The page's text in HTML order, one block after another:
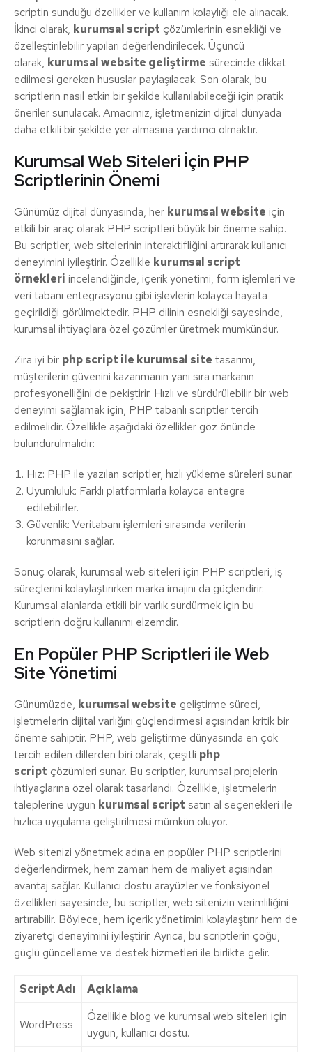
scriptin sunduğu özellikler ve kullanım kolaylığı ele alınacak.
İkinci olarak, kurumsal script çözümlerinin esnekliği ve
özelleştirilebilir yapıları değerlendirilecek. Üçüncü
olarak, kurumsal website geliştirme sürecinde dikkat
edilmesi gereken hususlar paylaşılacak. Son olarak, bu
scriptlerin nasıl etkin bir şekilde kullanılabileceği için pratik
öneriler sunulacak. Amacımız, işletmenizin dijital dünyada
daha etkili bir şekilde yer almasına yardımcı olmaktır.
Kurumsal Web Siteleri İçin PHP
Scriptlerinin Önemi
Günümüz dijital dünyasında, her kurumsal website için
etkili bir araç olarak PHP scriptleri büyük bir öneme sahip.
Bu scriptler, web sitelerinin interaktifliğini artırarak kullanıcı
deneyimini iyileştirir. Özellikle kurumsal script
örnekleri incelendiğinde, içerik yönetimi, form işlemleri ve
veri tabanı entegrasyonu gibi işlevlerin kolayca hayata
geçirildiği görülmektedir. PHP dilinin esnekliği sayesinde,
kurumsal ihtiyaçlara özel çözümler üretmek mümkündür.
Zira iyi bir php script ile kurumsal site tasarımı,
müşterilerin güvenini kazanmanın yanı sıra markanın
profesyonelliğini de pekiştirir. Hızlı ve sürdürülebilir bir web
deneyimi sağlamak için, PHP tabanlı scriptler tercih
edilmelidir. Özellikle aşağıdaki özellikler göz önünde
bulundurulmalıdır:
Hız: PHP ile yazılan scriptler, hızlı yükleme süreleri sunar.
Uyumluluk: Farklı platformlarla kolayca entegre
edilebilirler.
Güvenlik: Veritabanı işlemleri sırasında verilerin
korunmasını sağlar.
Sonuç olarak, kurumsal web siteleri için PHP scriptleri, iş
süreçlerini kolaylaştırırken marka imajını da güçlendirir.
Kurumsal alanlarda etkili bir varlık sürdürmek için bu
scriptlerin doğru kullanımı elzemdir.
En Popüler PHP Scriptleri ile Web
Site Yönetimi
Günümüzde, kurumsal website geliştirme süreci,
işletmelerin dijital varlığını güçlendirmesi açısından kritik bir
öneme sahiptir. PHP, web geliştirme dünyasında en çok
tercih edilen dillerden biri olarak, çeşitli php
script çözümleri sunar. Bu scriptler, kurumsal projelerin
ihtiyaçlarına özel olarak tasarlandı. Özellikle, işletmelerin
taleplerine uygun kurumsal script satın al seçenekleri ile
hızlıca uygulama geliştirilmesi mümkün oluyor.
Web sitenizi yönetmek adına en popüler PHP scriptlerini
değerlendirmek, hem zaman hem de maliyet açısından
avantaj sağlar. Kullanıcı dostu arayüzler ve fonksiyonel
özellikleri sayesinde, bu scriptler, web sitenizin verimliliğini
artırabilir. Böylece, hem içerik yönetimini kolaylaştırır hem de
ziyaretçi deneyimini iyileştirir. Ayrıca, bu scriptlerin çoğu,
güçlü güncelleme ve destek hizmetleri ile birlikte gelir.
Script Adı Açıklama
WordPress
Özellikle blog ve kurumsal web siteleri için
uygun, kullanıcı dostu.